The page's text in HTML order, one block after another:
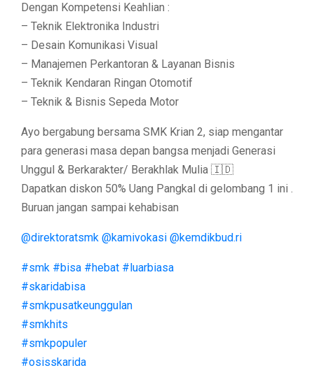
Dengan Kompetensi Keahlian :
– Teknik Elektronika Industri
– Desain Komunikasi Visual
– Manajemen Perkantoran & Layanan Bisnis
– Teknik Kendaran Ringan Otomotif
– Teknik & Bisnis Sepeda Motor
Ayo bergabung bersama SMK Krian 2, siap mengantar
para generasi masa depan bangsa menjadi Generasi
Unggul & Berkarakter/ Berakhlak Mulia 🇮🇩
Dapatkan diskon 50% Uang Pangkal di gelombang 1 ini .
Buruan jangan sampai kehabisan
@direktoratsmk @kamivokasi @kemdikbud.ri
#smk #bisa #hebat #luarbiasa
#skaridabisa
#smkpusatkeunggulan
#smkhits
#smkpopuler
#osisskarida